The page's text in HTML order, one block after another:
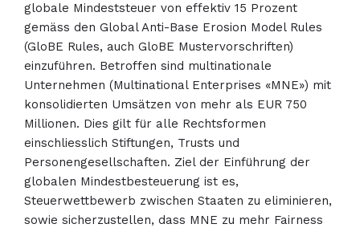
globale Mindeststeuer von effektiv 15 Prozent
gemäss den Global Anti-Base Erosion Model Rules
(GloBE Rules, auch GloBE Mustervorschriften)
einzuführen. Betroffen sind multinationale
Unternehmen (Multinational Enterprises «MNE») mit
konsolidierten Umsätzen von mehr als EUR 750
Millionen. Dies gilt für alle Rechtsformen
einschliesslich Stiftungen, Trusts und
Personengesellschaften. Ziel der Einführung der
globalen Mindestbesteuerung ist es,
Steuerwettbewerb zwischen Staaten zu eliminieren,
sowie sicherzustellen, dass MNE zu mehr Fairness